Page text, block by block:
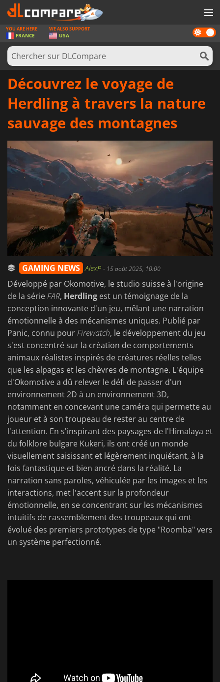
JEUX
CARTES PRÉPAYÉES
LOGICIELS
SE CONNECTER OU S'INSCRIRE
Dark
mode
YOU ARE HERE
FRANCE
WE ALSO SUPPORT
USA
Découvrez le voyage de
Herdling à travers la nature
sauvage des montagnes
GAMING NEWS AlexP - 15 août 2025, 10:00
Développé par Okomotive, le studio suisse à l'origine
de la sérieFAR, Herdling est un témoignage de la
conception innovante d'un jeu, mêlant une narration
émotionnelle à des mécanismes uniques. Publié par
Panic, connu pourFirewatch, le développement du jeu
s'est concentré sur la création de comportements
animaux réalistes inspirés de créatures réelles telles
que les alpagas et les chèvres de montagne. L'équipe
d'Okomotive a dû relever le défi de passer d'un
environnement 2D à un environnement 3D,
notamment en concevant une caméra qui permette au
joueur et à son troupeau de rester au centre de
l'attention. En s'inspirant des paysages de l'Himalaya et
du folklore bulgare Kukeri, ils ont créé un monde
visuellement saisissant et légèrement inquiétant, à la
fois fantastique et bien ancré dans la réalité. La
narration sans paroles, véhiculée par les images et les
interactions, met l'accent sur la profondeur
émotionnelle, en se concentrant sur les mécanismes
intuitifs de rassemblement des troupeaux qui ont
évolué des premiers prototypes de type "Roomba" vers
un système perfectionné.